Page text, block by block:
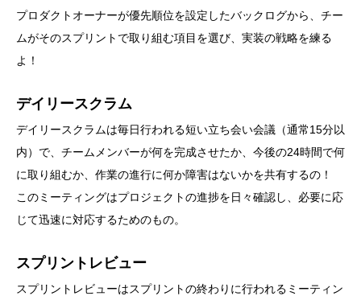
プロダクトオーナーが優先順位を設定したバックログから、チー
ムがそのスプリントで取り組む項目を選び、実装の戦略を練る
よ！
デイリースクラム
デイリースクラムは毎日行われる短い立ち会い会議（通常15分以
内）で、チームメンバーが何を完成させたか、今後の24時間で何
に取り組むか、作業の進行に何か障害はないかを共有するの！
このミーティングはプロジェクトの進捗を日々確認し、必要に応
じて迅速に対応するためのもの。
スプリントレビュー
スプリントレビューはスプリントの終わりに行われるミーティン